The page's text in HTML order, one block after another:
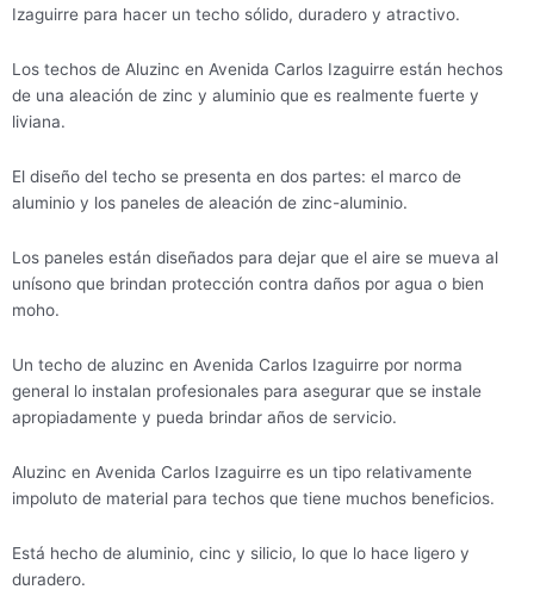
Izaguirre para hacer un techo sólido, duradero y atractivo.
Los techos de Aluzinc en Avenida Carlos Izaguirre están hechos
de una aleación de zinc y aluminio que es realmente fuerte y
liviana.
El diseño del techo se presenta en dos partes: el marco de
aluminio y los paneles de aleación de zinc-aluminio.
Los paneles están diseñados para dejar que el aire se mueva al
unísono que brindan protección contra daños por agua o bien
moho.
Un techo de aluzinc en Avenida Carlos Izaguirre por norma
general lo instalan profesionales para asegurar que se instale
apropiadamente y pueda brindar años de servicio.
Aluzinc en Avenida Carlos Izaguirre es un tipo relativamente
impoluto de material para techos que tiene muchos beneficios.
Está hecho de aluminio, cinc y silicio, lo que lo hace ligero y
duradero.